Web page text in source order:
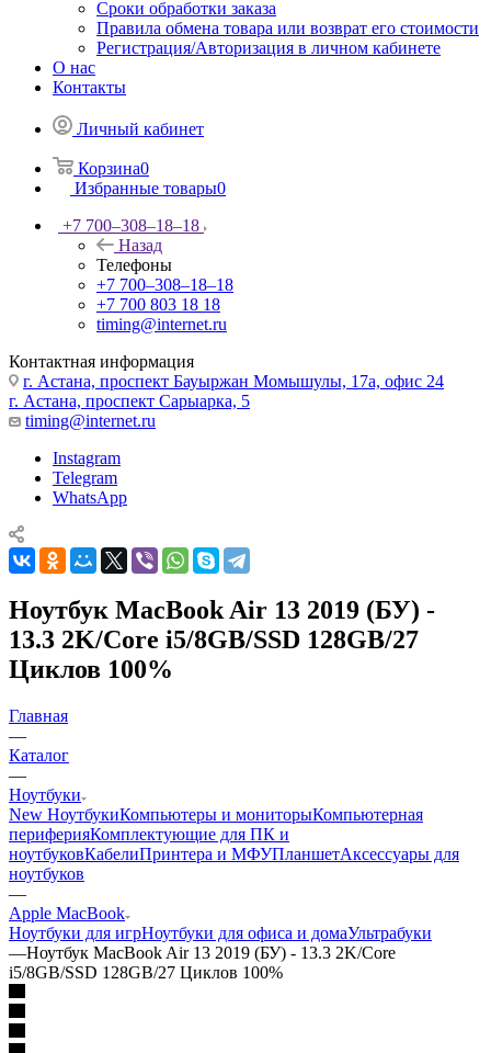
Сроки обработки заказа
Правила обмена товара или возврат его стоимости
Регистрация/Авторизация в личном кабинете
О нас
Контакты
Личный кабинет
Корзина0
Избранные товары0
+7 700‒308‒18‒18
Назад
Телефоны
+7 700‒308‒18‒18
+7 700 803 18 18
timing@internet.ru
Контактная информация
г. Астана, проспект Бауыржан Момышулы, 17а, офис 24
г. Астана, проспект Сарыарка, 5
timing@internet.ru
Instagram
Telegram
WhatsApp
Ноутбук MacBook Air 13 2019 (БУ) -
13.3 2K/Core i5/8GB/SSD 128GB/27
Циклов 100%
Главная
—
Каталог
—
Ноутбуки
New НоутбукиКомпьютеры и мониторыКомпьютерная
периферияКомплектующие для ПК и
ноутбуковКабелиПринтера и МФУПланшетАксессуары для
ноутбуков
—
Apple MacBook
Ноутбуки для игрНоутбуки для офиса и домаУльтрабуки
—Ноутбук MacBook Air 13 2019 (БУ) - 13.3 2K/Core
i5/8GB/SSD 128GB/27 Циклов 100%